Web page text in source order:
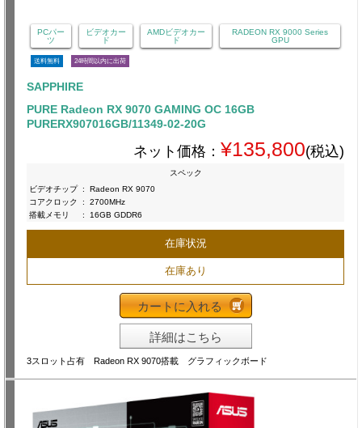
PCパー
ツ
ビデオカー
ド
AMDビデオカー
ド
RADEON RX 9000 Series
GPU
送料無料 24時間以内に出荷
SAPPHIRE
PURE Radeon RX 9070 GAMING OC 16GB
PURERX907016GB/11349-02-20G
ネット価格： ¥135,800(税込)
スペック
ビデオチップ :
Radeon RX 9070
コアクロック
:
2700MHz
搭載メモリ
: 16GB GDDR6
在庫状況
在庫あり
カートに入れる
詳細はこちら
3スロット占有 Radeon RX 9070搭載 グラフィックボード